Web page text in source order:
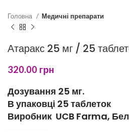
Головна Медичні препарати
Атаракс 25 мг / 25
320.00 грн
Дозування 25 мг.
В упаковці 25 таблеток
Виробник UCB Farma,